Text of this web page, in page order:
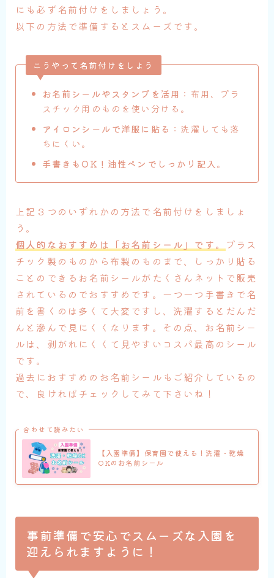
にも必ず名前付けをしましょう。
以下の方法で準備するとスムーズです。
こうやって名前付けをしよう
お名前シールやスタンプを活用 ：布用、プラ
スチック用のものを使い分ける。
アイロンシールで洋服に貼る ：洗濯しても落
ちにくい。
手書きもOK！油性ペンでしっかり記入 。
上記３つのいずれかの方法で名前付けをしましょ
う。
個人的なおすすめは「お名前シール」です。 プラス
チック製のものから布製のものまで、しっかり貼る
ことのできるお名前シールがたくさんネットで販売
されているのでおすすめです。一つ一つ手書きで名
前を書くのは多くて大変ですし、洗濯するとだんだ
んと滲んで見にくくなります。その点、お名前シー
ルは、剥がれにくくて見やすいコスパ最高のシール
です。
過去におすすめのお名前シールもご紹介しているの
で、良ければチェックしてみて下さいね！
合わせて読みたい
【入園準備】保育園で使える！洗濯・乾燥
OKのお名前シール
事前準備で安心でスムーズな入園を
迎えられますように！